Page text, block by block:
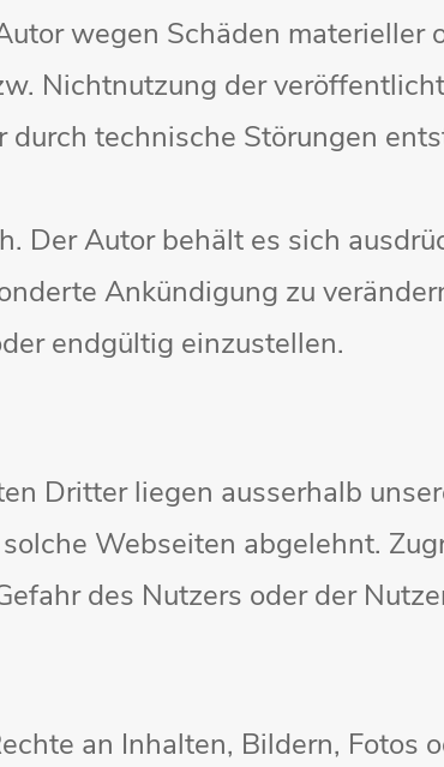
wegen Schäden materieller
Nichtnutzung der
durch technische Störungen
Der Autor behält es sich
Ankündigung zu
endgültig einzustellen.
Dritter liegen ausserhalb
Webseiten abgelehnt.
des Nutzers oder der
an Inhalten, Bildern, Fotos